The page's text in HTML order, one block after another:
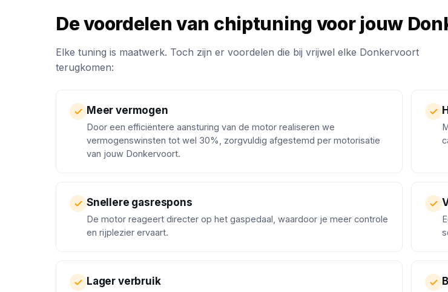
De voordelen van chiptuning voor jouw
Elke tuning is maatwerk. Toch zijn er voordelen die bij vrijwel elke Donkervoort
terugkomen:
Meer vermogen
Door een efficiëntere aansturing van de motor realiseren we
vermogenswinsten tot wel 30%, zorgvuldig afgestemd per motorisatie
van jouw Donkervoort.
Snellere gasrespons
De motor reageert directer op het gaspedaal, waardoor je meer controle
en rijplezier ervaart.
Lager verbruik